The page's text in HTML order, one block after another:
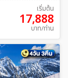
เริ่มต้น
17,888
บาท/ท่าน